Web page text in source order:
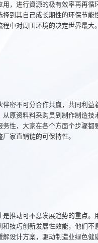
用，进行資源的极有效率再再循
择到其自己成长期性的环保节能
中对周围环境的决定世界最大。
伴密不可分合作共赢，共同利益
从原资料料采购员到制作制造技
务性，大家在各个方面个步骤都
家直销链的可保持性。
是推动可不息发展趋势的重点。
和技巧创新发展性效能，他们不
设计方案，驱动制造业绿色健